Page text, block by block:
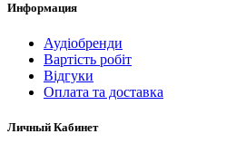
Информация
Аудіобренди
Вартість робіт
Відгуки
Оплата та доставка
Личный Кабинет